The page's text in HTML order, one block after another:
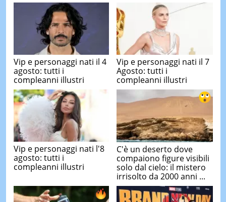
Vip e personaggi nati il 4
agosto: tutti i
compleanni illustri
Vip e personaggi nati il 7
Agosto: tutti i
compleanni illustri
Vip e personaggi nati l'8
agosto: tutti i
compleanni illustri
C'è un deserto dove
compaiono figure visibili
solo dal cielo: il mistero
irrisolto da 2000 anni ...